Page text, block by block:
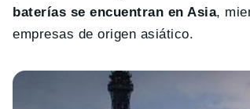
baterías se encuentran en Asia,
empresas de origen asiático.